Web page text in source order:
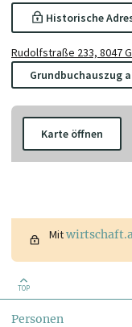
Historische
Rudolfstraße 233, 8047
Grundbuchauszug
Karte öffnen
Mit
TOP
Personen